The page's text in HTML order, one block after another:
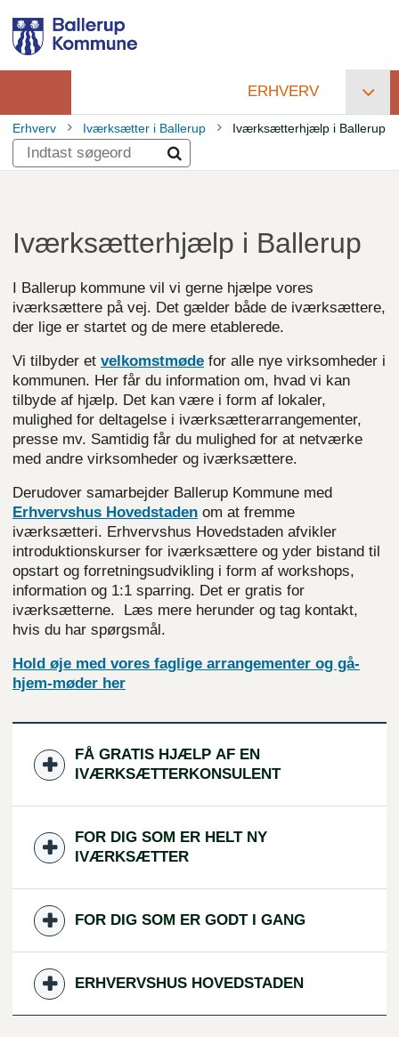
hovedindhold
Primær
navigation
ERHVERV
Brødkrumme
Erhverv Iværksætter i Ballerup Iværksætterhjælp i Ballerup
Iværksætterhjælp i Ballerup
I Ballerup kommune vil vi gerne hjælpe vores
iværksættere på vej. Det gælder både de iværksættere,
der lige er startet og de mere etablerede.
Vi tilbyder et velkomstmøde for alle nye virksomheder i
kommunen. Her får du information om, hvad vi kan
tilbyde af hjælp. Det kan være i form af lokaler,
mulighed for deltagelse i iværksætterarrangementer,
presse mv. Samtidig får du mulighed for at netværke
med andre virksomheder og iværksættere.
Derudover samarbejder Ballerup Kommune med
Erhvervshus Hovedstaden om at fremme
iværksætteri. Erhvervshus Hovedstaden afvikler
introduktionskurser for iværksættere og yder bistand til
opstart og forretningsudvikling i form af workshops,
information og 1:1 sparring. Det er gratis for
iværksætterne. Læs mere herunder og tag kontakt,
hvis du har spørgsmål.
Hold øje med vores faglige arrangementer og gå-
hjem-møder her
FÅ GRATIS HJÆLP AF EN
IVÆRKSÆTTERKONSULENT
FOR DIG SOM ER HELT NY
IVÆRKSÆTTER
FOR DIG SOM ER GODT I GANG
ERHVERVSHUS HOVEDSTADEN